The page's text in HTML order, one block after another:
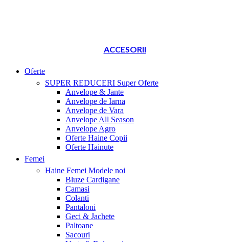
ACCESORII
Oferte
SUPER REDUCERI Super Oferte
Anvelope & Jante
Anvelope de Iarna
Anvelope de Vara
Anvelope All Season
Anvelope Agro
Oferte Haine Copii
Oferte Hainute
Femei
Haine Femei Modele noi
Bluze Cardigane
Camasi
Colanti
Pantaloni
Geci & Jachete
Paltoane
Sacouri